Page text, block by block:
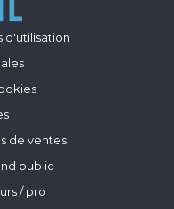
d'utilisation
de ventes
public
/ pro